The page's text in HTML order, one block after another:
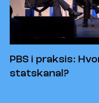
PBS i praksis:
statskanal?